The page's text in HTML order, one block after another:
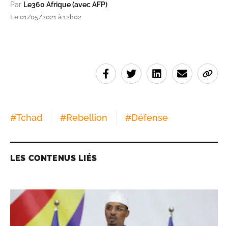
Par Le360 Afrique (avec AFP)
Le 01/05/2021 à 12h02
#Tchad #Rebellion #Défense
LES CONTENUS LIÉS